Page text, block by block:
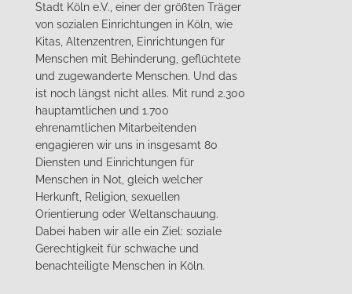
Stadt Köln e.V., einer der größten Träger
von sozialen Einrichtungen in Köln, wie
Kitas, Altenzentren, Einrichtungen für
Menschen mit Behinderung, geflüchtete
und zugewanderte Menschen. Und das
ist noch längst nicht alles. Mit rund 2.300
hauptamtlichen und 1.700
ehrenamtlichen Mitarbeitenden
engagieren wir uns in insgesamt 80
Diensten und Einrichtungen für
Menschen in Not, gleich welcher
Herkunft, Religion, sexuellen
Orientierung oder Weltanschauung.
Dabei haben wir alle ein Ziel: soziale
Gerechtigkeit für schwache und
benachteiligte Menschen in Köln.